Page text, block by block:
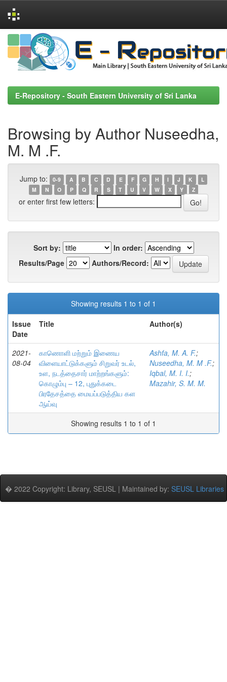
Skip
navigation
E-Repository - South Eastern University of Sri Lanka
Browsing by Author Nuseedha,
M. M .F.
Jump to: 0-9 A B C D E F G H I J K
L
M
N O P Q R S T U V W X Y Z
or enter first few letters:
Sort by:
In order:
Results/Page
Authors/Record:
Showing results 1 to 1 of 1
Issue
Date
Title Author(s)
2021-
08-04
காணொளி மற்றும் இணைய
விளையாட்டுக்களும் சிறுவர் உடல்,
உள, நடத்தைசார் மாற்றங்களும்:
கொழும்பு – 12, புதுக்கடை
பிரதேசத்தை மையப்படுத்திய கள
ஆய்வு
Ashfa, M. A. F.;
Nuseedha, M. M .F.;
Iqbal, M. I. I.;
Mazahir, S. M. M.
Showing results 1 to 1 of 1
� 2022 Copyright: Library, SEUSL | Maintained by: SEUSL Libraries